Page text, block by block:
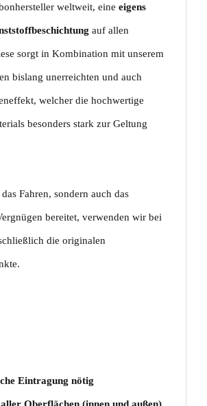
weltweit, eine eigens
auf allen
sorgt in Kombination mit unserem
bislang unerreichten und auch
welcher die hochwertige
besonders stark zur Geltung
Fahren, sondern auch das
bereitet, verwenden wir bei
die originalen
Eintragung nötig
Oberflächen (innen und außen)